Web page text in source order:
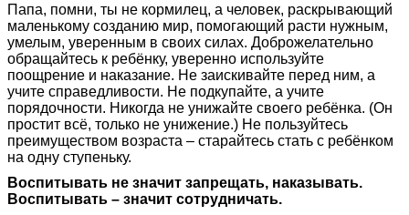
Папа, помни, ты не кормилец, а человек, раскрывающий
маленькому созданию мир, помогающий расти нужным,
умелым, уверенным в своих силах. Доброжелательно
обращайтесь к ребёнку, уверенно используйте
поощрение и наказание. Не заискивайте перед ним, а
учите справедливости. Не подкупайте, а учите
порядочности. Никогда не унижайте своего ребёнка. (Он
простит всё, только не унижение.) Не пользуйтесь
преимуществом возраста – старайтесь стать с ребёнком
на одну ступеньку.
Воспитывать не значит запрещать, наказывать.
Воспитывать – значит сотрудничать.